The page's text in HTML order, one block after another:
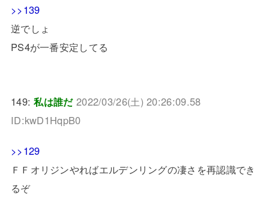
>>139
逆でしょ
PS4が一番安定してる
149:私は誰だ 2022/03/26(土) 20:26:09.58
ID:kwD1HqpB0
>>129
ＦＦオリジンやればエルデンリングの凄さを再認識でき
るぞ